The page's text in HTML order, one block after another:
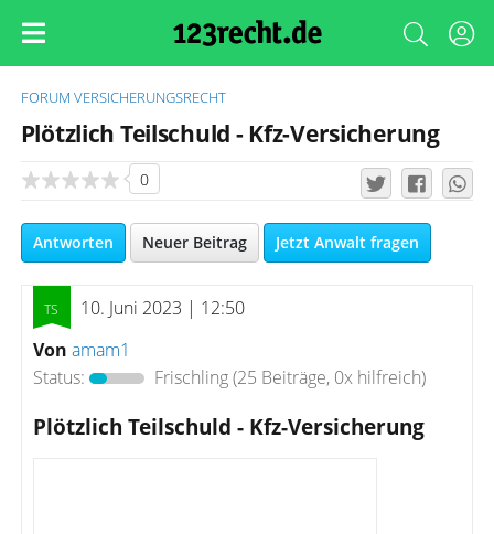
FORUM VERSICHERUNGSRECHT
Plötzlich Teilschuld - Kfz-Versicherung
0
Antworten Neuer Beitrag Jetzt Anwalt fragen
10. Juni 2023 | 12:50
Von amam1
Status:
Frischling(25 Beiträge, 0x hilfreich)
Plötzlich Teilschuld - Kfz-Versicherung